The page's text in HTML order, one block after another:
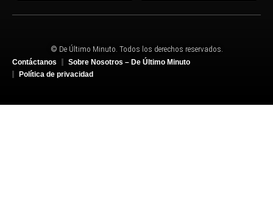
© De Último Minuto. Todos los derechos reservados.
Contáctanos
Sobre Nosotros – De Último Minuto
Política de privacidad